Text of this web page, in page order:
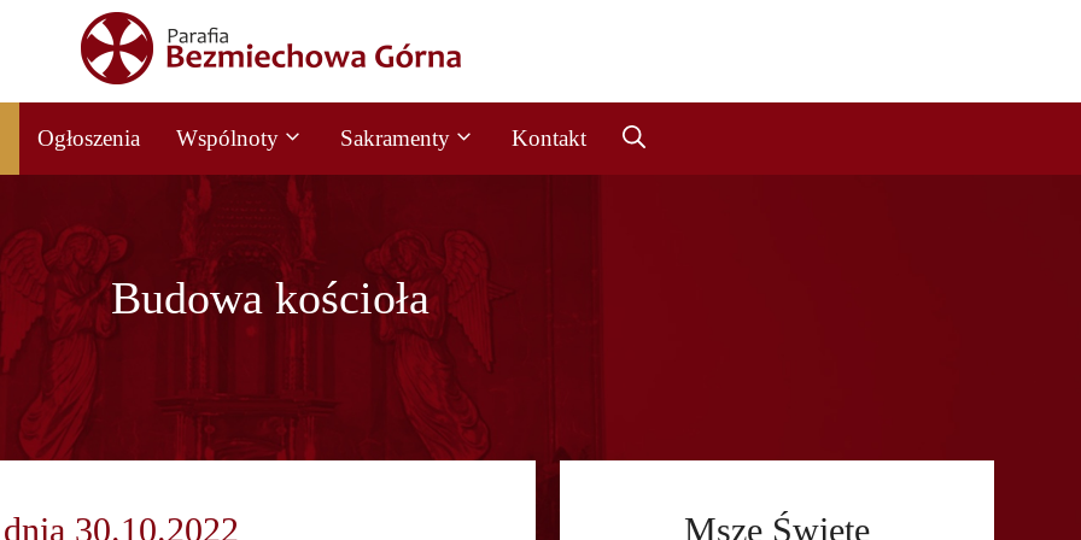
Ogłoszenia Wspólnoty Sakramenty Kontakt
Budowa kościoła
30.10.2022 Msze Święte